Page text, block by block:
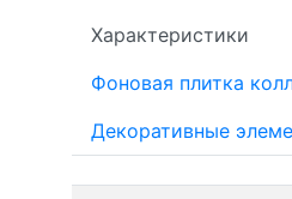
Характеристики
Фоновая плитка
Декоративные